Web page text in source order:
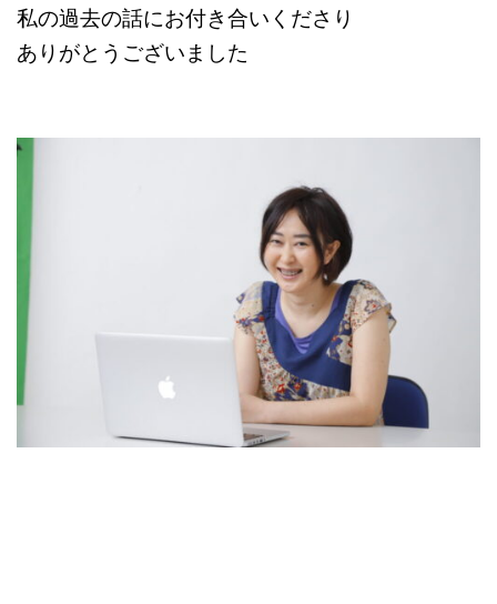
私の過去の話にお付き合いくださり
ありがとうございました